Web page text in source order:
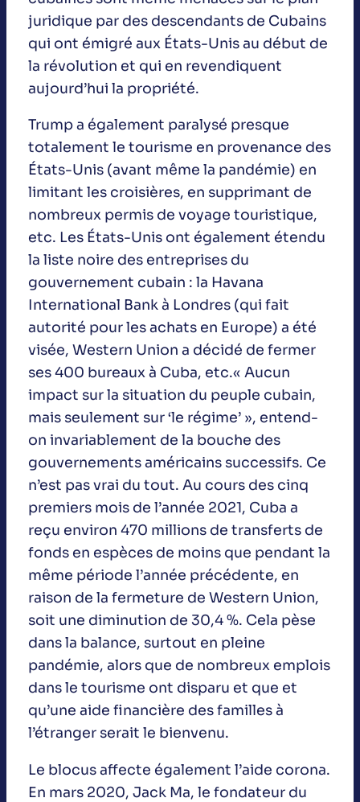
juridique par des descendants de Cubains
qui ont émigré aux États-Unis au début de
la révolution et qui en revendiquent
aujourd’hui la propriété.
Trump a également paralysé presque
totalement le tourisme en provenance des
États-Unis (avant même la pandémie) en
limitant les croisières, en supprimant de
nombreux permis de voyage touristique,
etc. Les États-Unis ont également étendu
la liste noire des entreprises du
gouvernement cubain : la Havana
International Bank à Londres (qui fait
autorité pour les achats en Europe) a été
visée, Western Union a décidé de fermer
ses 400 bureaux à Cuba, etc.« Aucun
impact sur la situation du peuple cubain,
mais seulement sur ‘le régime’ », entend-
on invariablement de la bouche des
gouvernements américains successifs. Ce
n’est pas vrai du tout. Au cours des cinq
premiers mois de l’année 2021, Cuba a
reçu environ 470 millions de transferts de
fonds en espèces de moins que pendant la
même période l’année précédente, en
raison de la fermeture de Western Union,
soit une diminution de 30,4 %. Cela pèse
dans la balance, surtout en pleine
pandémie, alors que de nombreux emplois
dans le tourisme ont disparu et que et
qu’une aide financière des familles à
l’étranger serait le bienvenu.
Le blocus affecte également l’aide corona.
En mars 2020, Jack Ma, le fondateur du